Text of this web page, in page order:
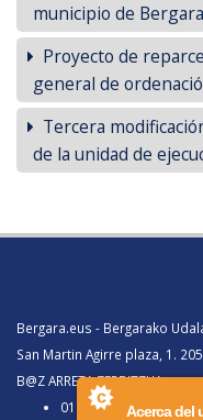
Acerca del
municipio de Bergara
Proyecto de
general de
Tercera
de la unidad de
Bergara.eus - Bergarako
San Martin Agirre plaza, 1.
B@Z ARRETA ZERBITZUA:
010, Bergaratik deituz